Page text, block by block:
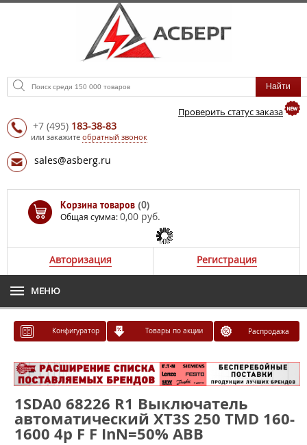
Проверить статус заказа
+7 (495) 183-38-83
или закажите обратный звонок
sales@asberg.ru
Корзина товаров (0)
Общая сумма:0,00 руб.
Авторизация Регистрация
МЕНЮ
Конфигуратор Товары по акции Распродажа
1SDA0 68226 R1 Выключатель
автоматический XT3S 250 TMD 160-
1600 4p F F InN=50% ABB